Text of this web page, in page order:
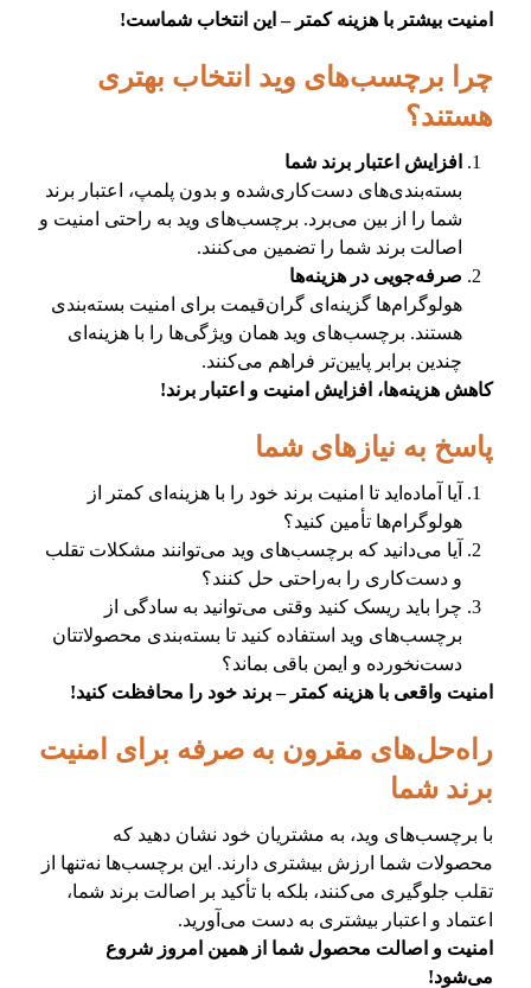
امنیت بیشتر با هزینه کمتر – این انتخاب شماست!
چرا برچسب‌های وید انتخاب بهتری
هستند؟
افزایش اعتبار برند شما
بسته‌بندی‌های دست‌کاری‌شده و بدون پلمپ، اعتبار برند
شما را از بین می‌برد. برچسب‌های وید به راحتی امنیت و
اصالت برند شما را تضمین می‌کنند.
صرفه‌جویی در هزینه‌ها
هولوگرام‌ها گزینه‌ای گران‌قیمت برای امنیت بسته‌بندی
هستند. برچسب‌های وید همان ویژگی‌ها را با هزینه‌ای
چندین برابر پایین‌تر فراهم می‌کنند.
کاهش هزینه‌ها، افزایش امنیت و اعتبار برند!
پاسخ به نیازهای شما
آیا آماده‌اید تا امنیت برند خود را با هزینه‌ای کمتر از
هولوگرام‌ها تأمین کنید؟
آیا می‌دانید که برچسب‌های وید می‌توانند مشکلات تقلب
و دست‌کاری را به‌راحتی حل کنند؟
چرا باید ریسک کنید وقتی می‌توانید به سادگی از
برچسب‌های وید استفاده کنید تا بسته‌بندی محصولاتتان
دست‌نخورده و ایمن باقی بماند؟
امنیت واقعی با هزینه کمتر – برند خود را محافظت کنید!
راه‌حل‌های مقرون به صرفه برای امنیت
برند شما
با برچسب‌های وید، به مشتریان خود نشان دهید که
محصولات شما ارزش بیشتری دارند. این برچسب‌ها نه‌تنها از
تقلب جلوگیری می‌کنند، بلکه با تأکید بر اصالت برند شما،
اعتماد و اعتبار بیشتری به دست می‌آورید.
امنیت و اصالت محصول شما از همین امروز شروع
می‌شود!